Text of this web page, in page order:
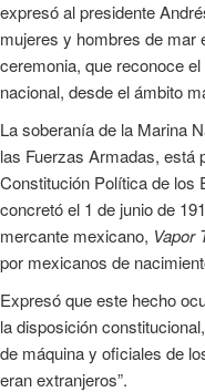
expresó al presidente
mujeres y hombres de mar
ceremonia, que reconoce
nacional, desde el ámbito
La soberanía de la Marina
las Fuerzas Armadas, está
Constitución Política de los
concretó el 1 de junio de
mercante mexicano, Vapor
por mexicanos de
Expresó que este hecho
la disposición
de máquina y oficiales de
eran extranjeros”.